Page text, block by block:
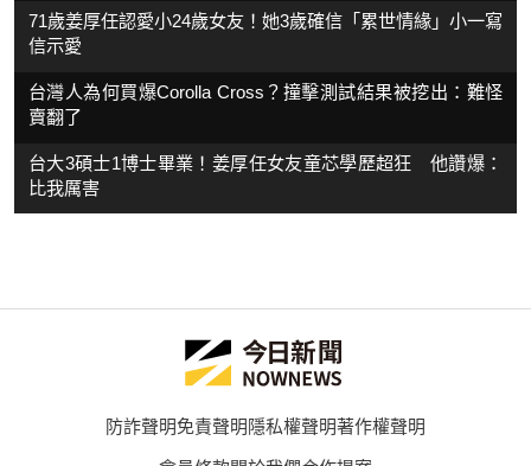
71歲姜厚任認愛小24歲女友！她3歲確信「累世情緣」小一寫
信示愛
台灣人為何買爆Corolla Cross？撞擊測試結果被挖出：難怪
賣翻了
台大3碩士1博士畢業！姜厚任女友童芯學歷超狂 他讚爆：
比我厲害
防詐聲明免責聲明隱私權聲明著作權聲明